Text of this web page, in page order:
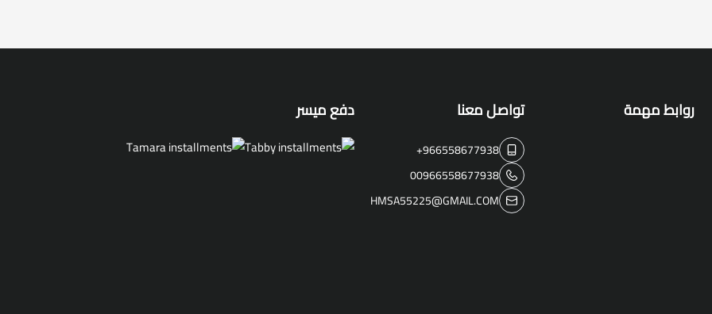
روابط مهمة تواصل معنا
+966558677938
00966558677938
HMSA55225@GMAIL.COM
دفع ميسر